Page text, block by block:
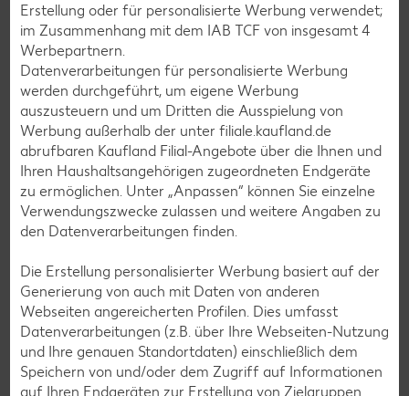
Muffin-Rezepte
Apfelkuchen-Rezepte
Schokokuchen-Rezepte
Torten-Rezepte
Eis-Rezepte
Pfannkuchen-Rezepte
Plätzchen-Rezepte
Smoothie-Rezepte
Bowle-Rezepte
Cocktail-Rezepte
Avocado-Rezepte
Erstellung oder für personalisierte Werbung verwendet;
im Zusammenhang mit dem IAB TCF von insgesamt 4
Werbepartnern.
Datenverarbeitungen für personalisierte Werbung
werden durchgeführt, um eigene Werbung
auszusteuern und um Dritten die Ausspielung von
Werbung außerhalb der unter filiale.kaufland.de
abrufbaren Kaufland Filial-Angebote über die Ihnen und
Ihren Haushaltsangehörigen zugeordneten Endgeräte
zu ermöglichen. Unter „Anpassen“ können Sie einzelne
Verwendungszwecke zulassen und weitere Angaben zu
den Datenverarbeitungen finden.
Die Erstellung personalisierter Werbung basiert auf der
Generierung von auch mit Daten von anderen
Webseiten angereicherten Profilen. Dies umfasst
Datenverarbeitungen (z.B. über Ihre Webseiten-Nutzung
und Ihre genauen Standortdaten) einschließlich dem
Speichern von und/oder dem Zugriff auf Informationen
auf Ihren Endgeräten zur Erstellung von Zielgruppen